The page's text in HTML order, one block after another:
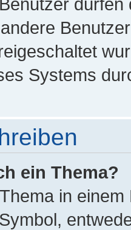
Systems
ein Thema?
in